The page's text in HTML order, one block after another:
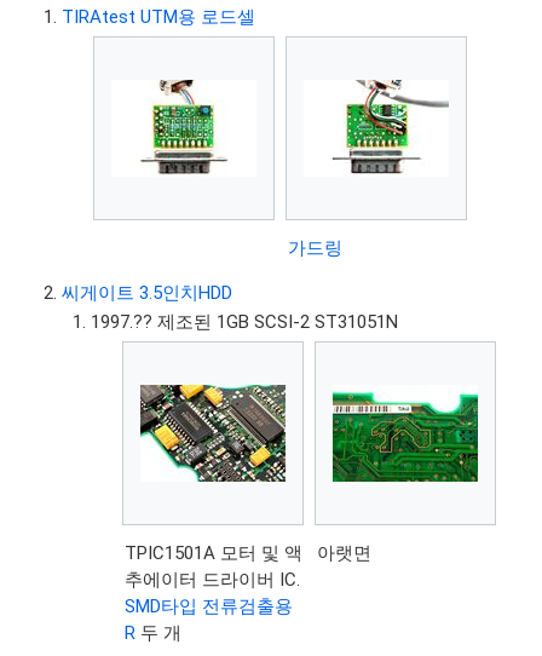
TIRAtest UTM용 로드셀
가드링
씨게이트 3.5인치HDD
1997.?? 제조된 1GB SCSI-2 ST31051N
TPIC1501A 모터 및 액
추에이터 드라이버 IC.
SMD타입 전류검출용
R 두 개
아랫면